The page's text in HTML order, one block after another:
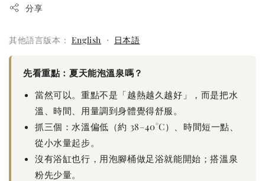
分享
其他語言版本： English ・ 日本語
先看重點：夏天能泡溫泉嗎？
當然可以。重點不是「越熱越久越好」，而是把水
溫、時間、用量調到身體覺得舒服。
抓三個：水溫偏低（約 38–40°C）、時間短一點、
從小水量起步。
沒有浴缸也行，用泡腳桶做足浴就能開始；搭溫泉
粉先少量。